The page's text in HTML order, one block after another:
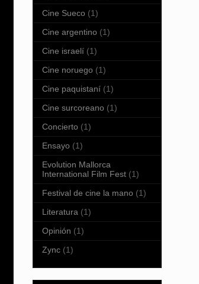
Cine Sueco (1)
Cine argentino (1)
Cine israelí (1)
Cine noruego (1)
Cine paquistaní (1)
Cine surcoreano (1)
Concierto (1)
Ensayo (1)
Evolution Mallorca
International Film Fest (1)
Festival de cine la mano (1)
Literatura (1)
Opinión (1)
Zync (1)